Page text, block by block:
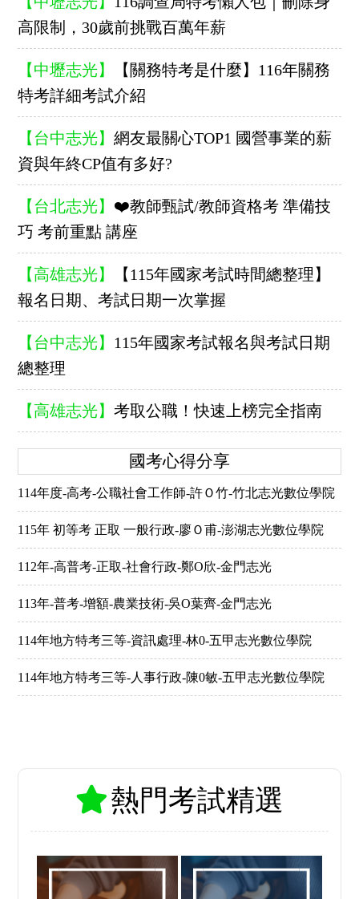
高限制，30歲前挑戰百萬年薪
【中壢志光】
【關務特考是什麼】116年關務
特考詳細考試介紹
【台中志光】 網友最關心TOP1 國營事業的薪
資與年終CP值有多好?
【台北志光】 ❤️教師甄試/教師資格考 準備技
巧 考前重點 講座
【高雄志光】
【115年國家考試時間總整理】
報名日期、考試日期一次掌握
【台中志光】 115年國家考試報名與考試日期
總整理
【高雄志光】 考取公職！快速上榜完全指南
國考心得分享
114年度-高考-公職社會工作師-許Ｏ竹-竹北志光數位學院
115年 初等考 正取 一般行政-廖Ｏ甫-澎湖志光數位學院
112年-高普考-正取-社會行政-鄭O欣-金門志光
113年-普考-增額-農業技術-吳O葉齊-金門志光
114年地方特考三等-資訊處理-林0-五甲志光數位學院
114年地方特考三等-人事行政-陳0敏-五甲志光數位學院
熱門考試精選